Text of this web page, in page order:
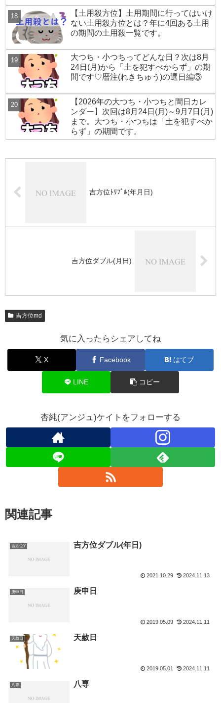
【土用殺方位】土用期間に行ってはいけ
ない土用殺方位とは？年に4回ある土用
の期間の土用殺一覧です。
大つち・小つちってどんな日？次は8月
24日(月)から「土を犯すべからず」の期
間です♡暦注(れきちゅう)の選日編③
【2026年の大つち・小つちと間日カレ
ンダー】次回は8月24日(月)～9月7日(月)
まで。大つち・小つちは「土を犯すべか
らず」の期間です。
吉方位ﾄﾘﾌﾟﾙ(年月日)
吉方位ダブル(月日)
吉方位md
気に入ったらシェアしてね
X Facebook はてブ
LINE コピー
杏純(アンジュ)ケイトをフォローする
関連記事
吉方位Y 吉方位ダブル(年日)
2021.10.29 2024.11.13
庚申日 庚申日
2019.05.09 2024.11.11
天赦日 天赦日
2019.05.01 2024.11.11
八専 八専